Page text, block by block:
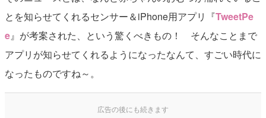
とを知らせてくれるセンサー＆iPhone用アプリ『TweetPe
e』が考案された、という驚くべきもの！ そんなことまで
アプリが知らせてくれるようになったなんて、すごい時代に
なったものですね～。